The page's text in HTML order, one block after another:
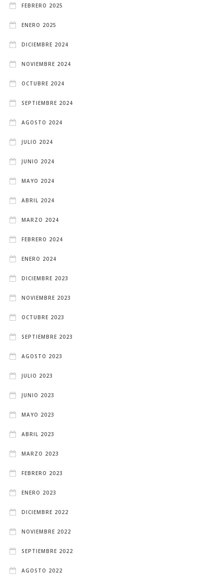
FEBRERO 2025
ENERO 2025
DICIEMBRE 2024
NOVIEMBRE 2024
OCTUBRE 2024
SEPTIEMBRE 2024
AGOSTO 2024
JULIO 2024
JUNIO 2024
MAYO 2024
ABRIL 2024
MARZO 2024
FEBRERO 2024
ENERO 2024
DICIEMBRE 2023
NOVIEMBRE 2023
OCTUBRE 2023
SEPTIEMBRE 2023
AGOSTO 2023
JULIO 2023
JUNIO 2023
MAYO 2023
ABRIL 2023
MARZO 2023
FEBRERO 2023
ENERO 2023
DICIEMBRE 2022
NOVIEMBRE 2022
SEPTIEMBRE 2022
AGOSTO 2022